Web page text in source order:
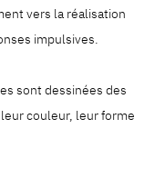
vers la réalisation
impulsives.
sont dessinées des
couleur, leur forme